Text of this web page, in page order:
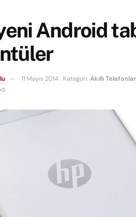
Android
11 Mayıs 2014 Kategori: Akıllı Telefonlar